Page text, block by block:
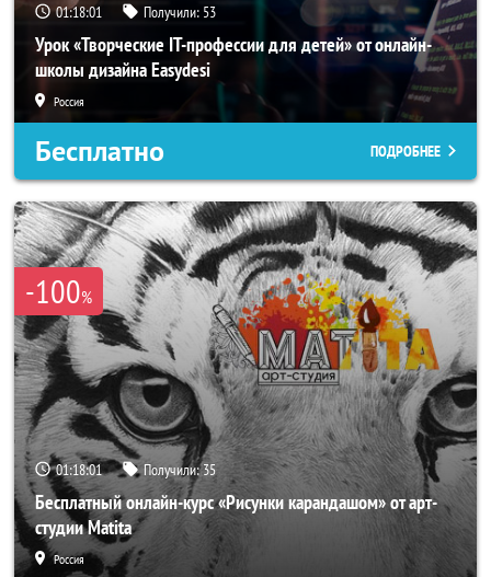
01:17:58 Получили: 53
Урок «Творческие IT-профессии для детей» от онлайн-
школы дизайна Easydesi
Россия
Бесплатно ПОДРОБНЕЕ
-100%
01:17:58 Получили:35
Бесплатный онлайн-курс «Рисунки карандашом» от арт-
студии Matita
Россия